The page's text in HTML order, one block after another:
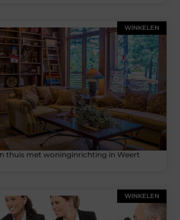
WINKELEN
thuis met woninginrichting in Weert
WINKELEN